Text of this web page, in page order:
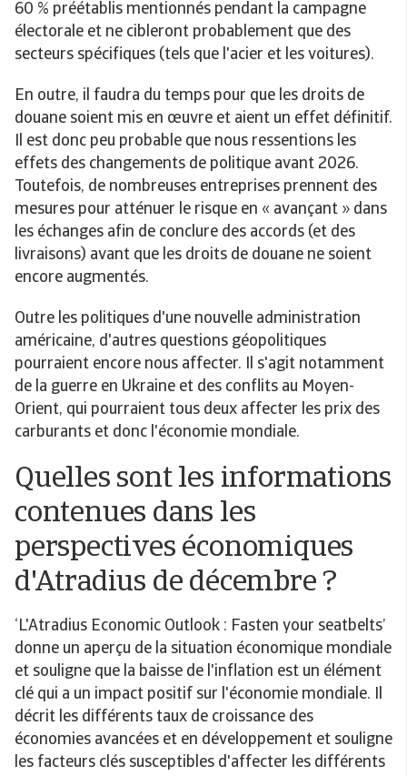
60 % préétablis mentionnés pendant la campagne
électorale et ne cibleront probablement que des
secteurs spécifiques (tels que l'acier et les voitures).
En outre, il faudra du temps pour que les droits de
douane soient mis en œuvre et aient un effet définitif.
Il est donc peu probable que nous ressentions les
effets des changements de politique avant 2026.
Toutefois, de nombreuses entreprises prennent des
mesures pour atténuer le risque en « avançant » dans
les échanges afin de conclure des accords (et des
livraisons) avant que les droits de douane ne soient
encore augmentés.
Outre les politiques d'une nouvelle administration
américaine, d'autres questions géopolitiques
pourraient encore nous affecter. Il s'agit notamment
de la guerre en Ukraine et des conflits au Moyen-
Orient, qui pourraient tous deux affecter les prix des
carburants et donc l'économie mondiale.
Quelles sont les informations
contenues dans les
perspectives économiques
d'Atradius de décembre ?
‘L'Atradius Economic Outlook : Fasten your seatbelts’
donne un aperçu de la situation économique mondiale
et souligne que la baisse de l'inflation est un élément
clé qui a un impact positif sur l'économie mondiale. Il
décrit les différents taux de croissance des
économies avancées et en développement et souligne
les facteurs clés susceptibles d'affecter les différents